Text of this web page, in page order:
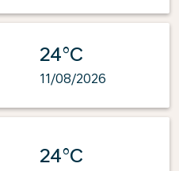
24°C
11/08/2026
24°C